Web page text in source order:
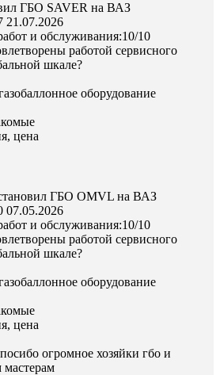
ГБО SAVER на ВАЗ
21.07.2026
и обслуживания:10/10
работой сервисного
шкале?
оборудование
цена
ГБО OMVL на ВАЗ
07.05.2026
и обслуживания:10/10
работой сервисного
шкале?
оборудование
цена
огромное хозяйки гбо и
мастерам